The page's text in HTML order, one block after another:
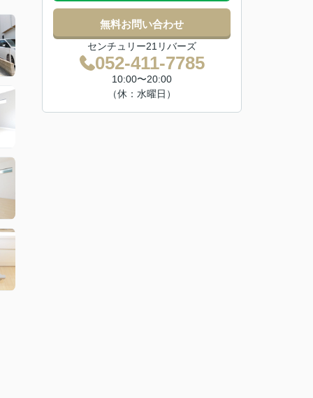
無料お問い合わせ
センチュリー21リバーズ
052-411-7785
10:00〜20:00
（休：水曜日）